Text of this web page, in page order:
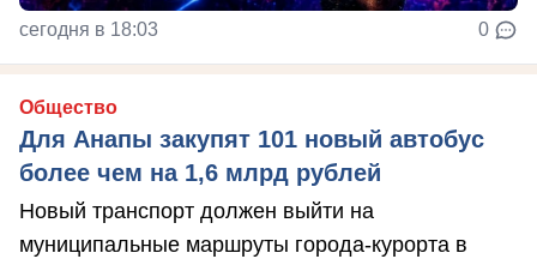
сегодня в 18:03 0
Общество
Для Анапы закупят 101 новый автобус
более чем на 1,6 млрд рублей
Новый транспорт должен выйти на
муниципальные маршруты города-курорта в